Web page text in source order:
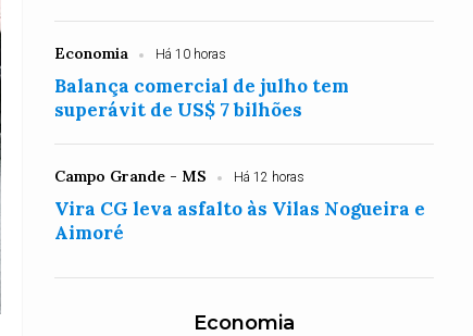
Economia Há 10 horas
Balança comercial de julho tem
superávit de US$ 7 bilhões
Campo Grande - MS Há 12 horas
Vira CG leva asfalto às Vilas Nogueira e
Aimoré
Economia